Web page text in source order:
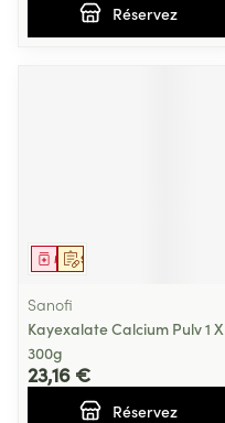
Réservez
Sur prescription
Médicament
Sanofi
Kayexalate Calcium Pulv 1 X
300g
23,16 €
Réservez